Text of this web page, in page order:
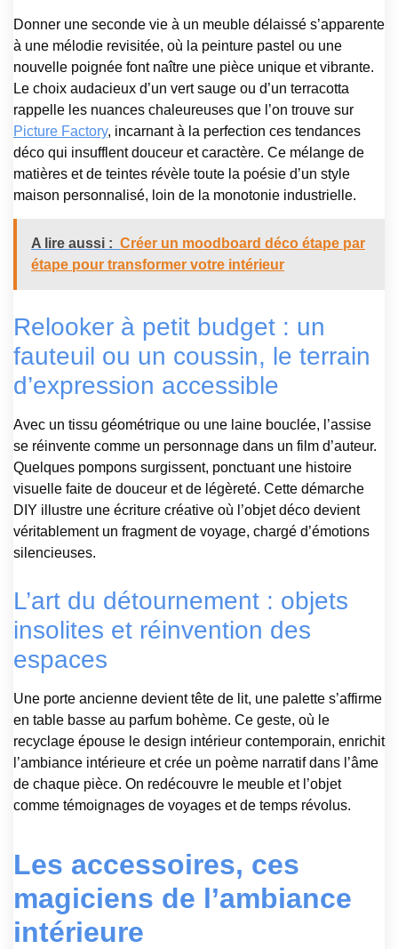
Donner une seconde vie à un meuble délaissé s’apparente
à une mélodie revisitée, où la peinture pastel ou une
nouvelle poignée font naître une pièce unique et vibrante.
Le choix audacieux d’un vert sauge ou d’un terracotta
rappelle les nuances chaleureuses que l’on trouve sur
Picture Factory, incarnant à la perfection ces tendances
déco qui insufflent douceur et caractère. Ce mélange de
matières et de teintes révèle toute la poésie d’un style
maison personnalisé, loin de la monotonie industrielle.
A lire aussi : Créer un moodboard déco étape par
étape pour transformer votre intérieur
Relooker à petit budget : un
fauteuil ou un coussin, le terrain
d’expression accessible
Avec un tissu géométrique ou une laine bouclée, l’assise
se réinvente comme un personnage dans un film d’auteur.
Quelques pompons surgissent, ponctuant une histoire
visuelle faite de douceur et de légèreté. Cette démarche
DIY illustre une écriture créative où l’objet déco devient
véritablement un fragment de voyage, chargé d’émotions
silencieuses.
L’art du détournement : objets
insolites et réinvention des
espaces
Une porte ancienne devient tête de lit, une palette s’affirme
en table basse au parfum bohème. Ce geste, où le
recyclage épouse le design intérieur contemporain, enrichit
l’ambiance intérieure et crée un poème narratif dans l’âme
de chaque pièce. On redécouvre le meuble et l’objet
comme témoignages de voyages et de temps révolus.
Les accessoires, ces
magiciens de l’ambiance
intérieure